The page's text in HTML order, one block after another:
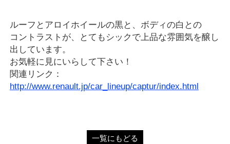
ルーフとアロイホイールの黒と、ボディの白との
コントラストが、とてもシックで上品な雰囲気を醸し
出しています。
お気軽に見にいらして下さい！
関連リンク：
http://www.renault.jp/car_lineup/captur/index.html
一覧にもどる